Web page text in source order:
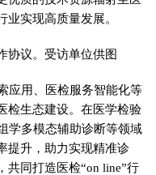
实现高质量发展。
协议。受访单位供图
应用、医检服务智能化等
检生态建设。在医学检验
学多模态辅助诊断等领域
提升，助力实现精准诊
共同打造医检“on line”行